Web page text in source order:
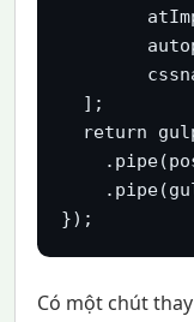
  ];
return
Có một chút